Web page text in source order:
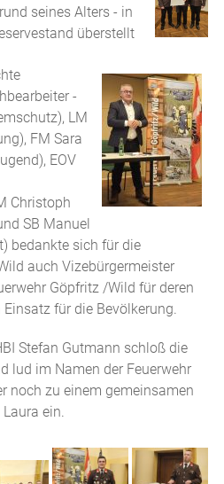
seines Alters - in
überstellt
-
LM
FM Sara
EOV
Christoph
SB Manuel
bedankte sich für die
auch Vizebürgermeister
Göpfritz /Wild für deren
für die Bevölkerung.
Stefan Gutmann schloß die
lud im Namen der Feuerwehr
noch zu einem gemeinsamen
ein.